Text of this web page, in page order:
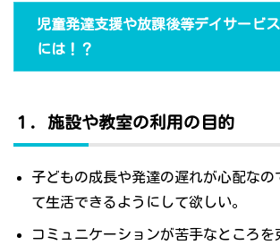
児童発達支援や放課後等デイサービ
には！？
１．施設や教室の利用の目的
子どもの成長や発達の遅れが心配なの
て生活できるようにして欲しい。
コミュニケーションが苦手なところを